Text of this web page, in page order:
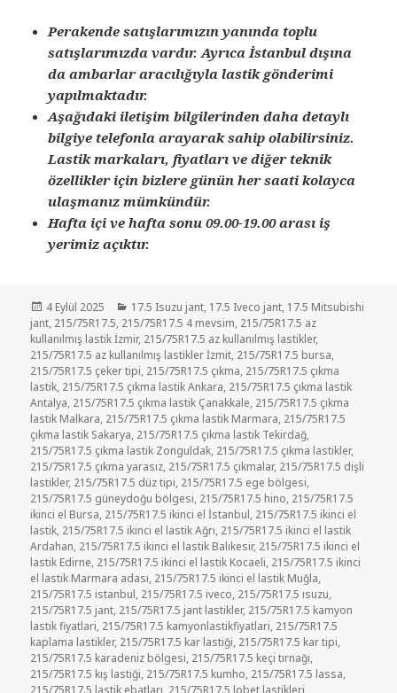
Perakende satışlarımızın yanında toplu
satışlarımızda vardır. Ayrıca İstanbul dışına
da ambarlar aracılığıyla lastik gönderimi
yapılmaktadır.
Aşağıdaki iletişim bilgilerinden daha detaylı
bilgiye telefonla arayarak sahip olabilirsiniz.
Lastik markaları, fiyatları ve diğer teknik
özellikler için bizlere günün her saati kolayca
ulaşmanız mümkündür.
Hafta içi ve hafta sonu 09.00-19.00 arası iş
yerimiz açıktır.
Yayın
tarihi
4 Eylül 2025 Kategoriler
17.5 Isuzu jant, 17.5 Iveco jant, 17.5 Mitsubishi
jant, 215/75R17.5, 215/75R17.5 4 mevsim, 215/75R17.5 az
kullanılmış lastik İzmir, 215/75R17.5 az kullanılmış lastikler,
215/75R17.5 az kullanılmış lastikler İzmit, 215/75R17.5 bursa,
215/75R17.5 çeker tipi, 215/75R17.5 çıkma, 215/75R17.5 çıkma
lastik, 215/75R17.5 çıkma lastik Ankara, 215/75R17.5 çıkma lastik
Antalya, 215/75R17.5 çıkma lastik Çanakkale, 215/75R17.5 çıkma
lastik Malkara, 215/75R17.5 çıkma lastik Marmara, 215/75R17.5
çıkma lastik Sakarya, 215/75R17.5 çıkma lastik Tekirdağ,
215/75R17.5 çıkma lastik Zonguldak, 215/75R17.5 çıkma lastikler,
215/75R17.5 çıkma yarasız, 215/75R17.5 çıkmalar, 215/75R17.5 dişli
lastikler, 215/75R17.5 düz tipi, 215/75R17.5 ege bölgesi,
215/75R17.5 güneydoğu bölgesi, 215/75R17.5 hino, 215/75R17.5
ikinci el Bursa, 215/75R17.5 ikinci el İstanbul, 215/75R17.5 ikinci el
lastik, 215/75R17.5 ikinci el lastik Ağrı, 215/75R17.5 ikinci el lastik
Ardahan, 215/75R17.5 ikinci el lastik Balıkesir, 215/75R17.5 ikinci el
lastik Edirne, 215/75R17.5 ikinci el lastik Kocaeli, 215/75R17.5 ikinci
el lastik Marmara adası, 215/75R17.5 ikinci el lastik Muğla,
215/75R17.5 istanbul, 215/75R17.5 iveco, 215/75R17.5 ısuzu,
215/75R17.5 jant, 215/75R17.5 jant lastikler, 215/75R17.5 kamyon
lastik fiyatlari, 215/75R17.5 kamyonlastikfiyatlari, 215/75R17.5
kaplama lastikler, 215/75R17.5 kar lastiği, 215/75R17.5 kar tipi,
215/75R17.5 karadeniz bölgesi, 215/75R17.5 keçi tırnağı,
215/75R17.5 kış lastiği, 215/75R17.5 kumho, 215/75R17.5 lassa,